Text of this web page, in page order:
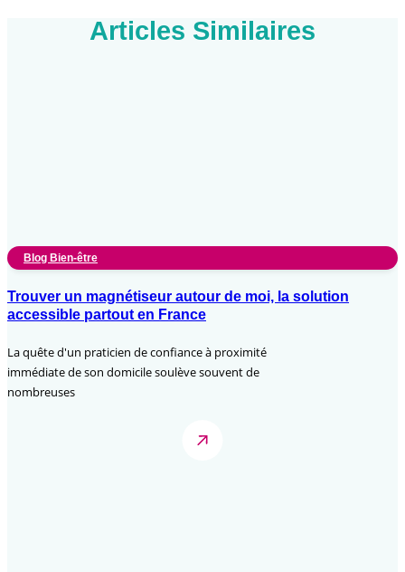
Articles Similaires
Blog Bien-être
Trouver un magnétiseur autour de moi, la solution
accessible partout en France
La quête d'un praticien de confiance à proximité
immédiate de son domicile soulève souvent de
nombreuses